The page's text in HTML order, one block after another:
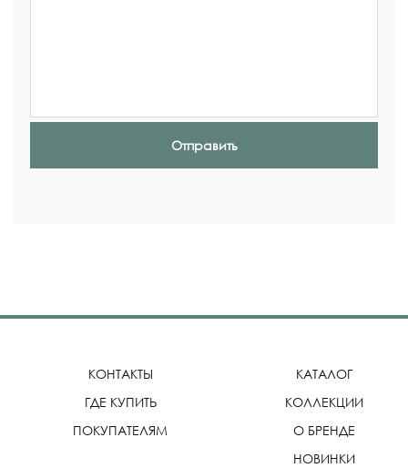
Отправить
КОНТАКТЫ
ГДЕ КУПИТЬ
ПОКУПАТЕЛЯМ
КАТАЛОГ
КОЛЛЕКЦИИ
О БРЕНДЕ
НОВИНКИ